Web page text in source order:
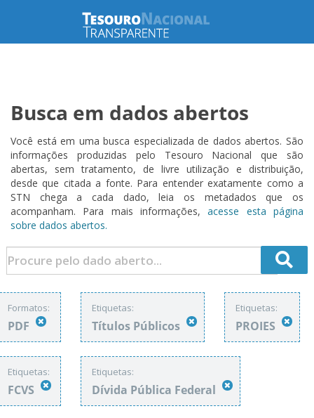
Busca em dados abertos
Você está em uma busca especializada de dados abertos. São
informações produzidas pelo Tesouro Nacional que são
abertas, sem tratamento, de livre utilização e distribuição,
desde que citada a fonte. Para entender exatamente como a
STN chega a cada dado, leia os metadados que os
acompanham. Para mais informações,acesse esta página
sobre dados abertos.
Formatos:
PDF
Etiquetas:
Títulos Públicos
Etiquetas:
PROIES
Etiquetas:
FCVS
Etiquetas:
Dívida Pública Federal